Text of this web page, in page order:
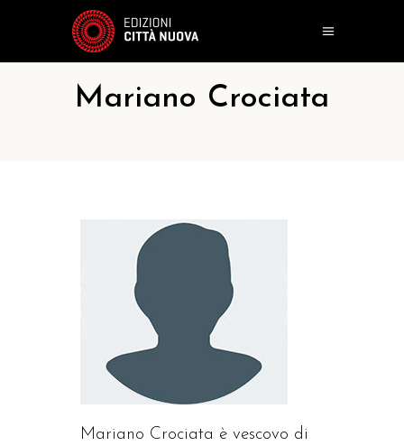
Mariano Crociata
Mariano Crociata è vescovo di